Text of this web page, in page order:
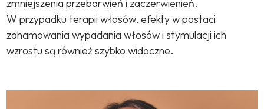
zmniejszenia przebarwień i zaczerwienień.
W przypadku terapii włosów, efekty w postaci
zahamowania wypadania włosów i stymulacji ich
wzrostu są również szybko widoczne.